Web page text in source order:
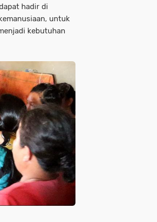
hadir di
untuk
kebutuhan